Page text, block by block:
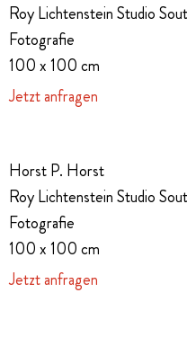
Roy Lichtenstein Studio
Fotografie
100 x 100 cm
Jetzt anfragen
Horst P. Horst
Roy Lichtenstein Studio
Fotografie
100 x 100 cm
Jetzt anfragen